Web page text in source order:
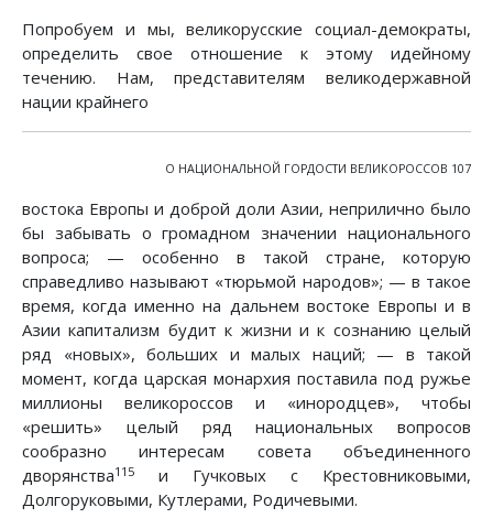
Попробуем и мы, великорусские социал-демократы,
определить свое отношение к этому идейному
течению. Нам, представителям великодержавной
нации крайнего
О НАЦИОНАЛЬНОЙ ГОРДОСТИ ВЕЛИКОРОССОВ 107
востока Европы и доброй доли Азии, неприлично было
бы забывать о громадном значении национального
вопроса; — особенно в такой стране, которую
справедливо называют «тюрьмой народов»; — в такое
время, когда именно на дальнем востоке Европы и в
Азии капитализм будит к жизни и к сознанию целый
ряд «новых», больших и малых наций; — в такой
момент, когда царская монархия поставила под ружье
миллионы великороссов и «инородцев», чтобы
«решить» целый ряд национальных вопросов
сообразно интересам совета объединенного
дворянства115
и Гучковых с Крестовниковыми,
Долгоруковыми, Кутлерами, Родичевыми.